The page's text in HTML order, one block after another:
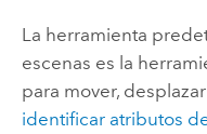
La herramienta
escenas es la
para mover,
identificar atributos